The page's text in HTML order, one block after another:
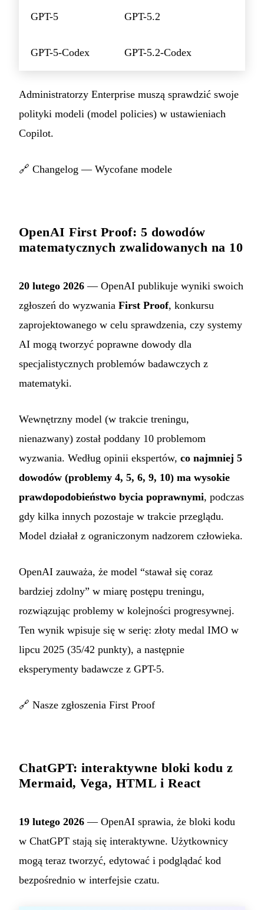
GPT-5 GPT-5.2
GPT-5-Codex GPT-5.2-Codex
Administratorzy Enterprise muszą sprawdzić swoje
polityki modeli (model policies) w ustawieniach
Copilot.
🔗 Changelog — Wycofane modele
OpenAI First Proof: 5 dowodów
matematycznych zwalidowanych na 10
20 lutego 2026 — OpenAI publikuje wyniki swoich
zgłoszeń do wyzwania First Proof, konkursu
zaprojektowanego w celu sprawdzenia, czy systemy
AI mogą tworzyć poprawne dowody dla
specjalistycznych problemów badawczych z
matematyki.
Wewnętrzny model (w trakcie treningu,
nienazwany) został poddany 10 problemom
wyzwania. Według opinii ekspertów, co najmniej 5
dowodów (problemy 4, 5, 6, 9, 10) ma wysokie
prawdopodobieństwo bycia poprawnymi, podczas
gdy kilka innych pozostaje w trakcie przeglądu.
Model działał z ograniczonym nadzorem człowieka.
OpenAI zauważa, że model “stawał się coraz
bardziej zdolny” w miarę postępu treningu,
rozwiązując problemy w kolejności progresywnej.
Ten wynik wpisuje się w serię: złoty medal IMO w
lipcu 2025 (35/42 punkty), a następnie
eksperymenty badawcze z GPT-5.
🔗 Nasze zgłoszenia First Proof
ChatGPT: interaktywne bloki kodu z
Mermaid, Vega, HTML i React
19 lutego 2026 — OpenAI sprawia, że bloki kodu
w ChatGPT stają się interaktywne. Użytkownicy
mogą teraz tworzyć, edytować i podglądać kod
bezpośrednio w interfejsie czatu.